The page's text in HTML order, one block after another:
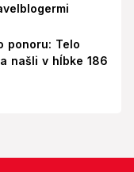
ponoru: Telo
našli v hĺbke 186